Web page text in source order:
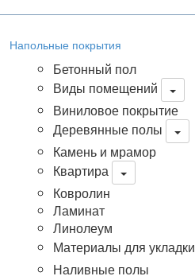
Напольные покрытия
Бетонный пол
Виды помещений
Виниловое покрытие
Деревянные полы
Камень и мрамор
Квартира
Ковролин
Ламинат
Линолеум
Материалы для укладки
Наливные полы